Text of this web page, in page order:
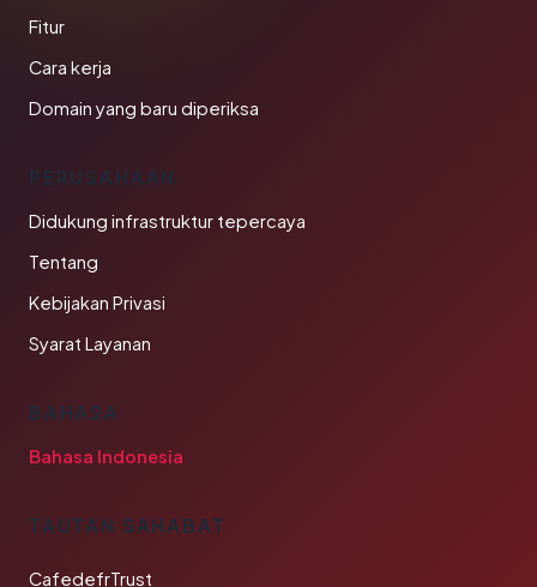
Fitur
Cara kerja
Domain yang baru diperiksa
PERUSAHAAN
Didukung infrastruktur tepercaya
Tentang
Kebijakan Privasi
Syarat Layanan
BAHASA
Bahasa Indonesia
TAUTAN SAHABAT
CafedefrTrust